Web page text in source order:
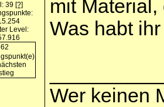
39 [?]
Level:
mit
Was habt
Wer keinen